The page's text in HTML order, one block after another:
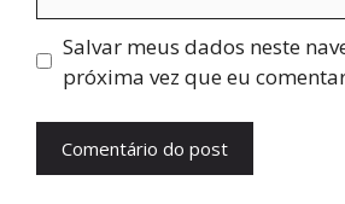
Salvar meus dados neste
próxima vez que eu